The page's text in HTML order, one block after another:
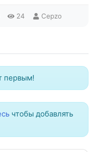
24 Cepzo
первым!
чтобы добавлять